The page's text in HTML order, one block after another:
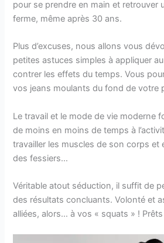
pour se prendre en main et retrouver
ferme, même après 30 ans.
Plus d’excuses, nous allons vous
petites astuces simples à appliquer
contrer les effets du temps. Vous
vos jeans moulants du fond de votre
Le travail et le mode de vie moderne
de moins en moins de temps à
travailler les muscles de son corps et
des fessiers…
Véritable atout séduction, il suffit de
des résultats concluants. Volonté et
alliées, alors… à vos « squats » ! Prêts